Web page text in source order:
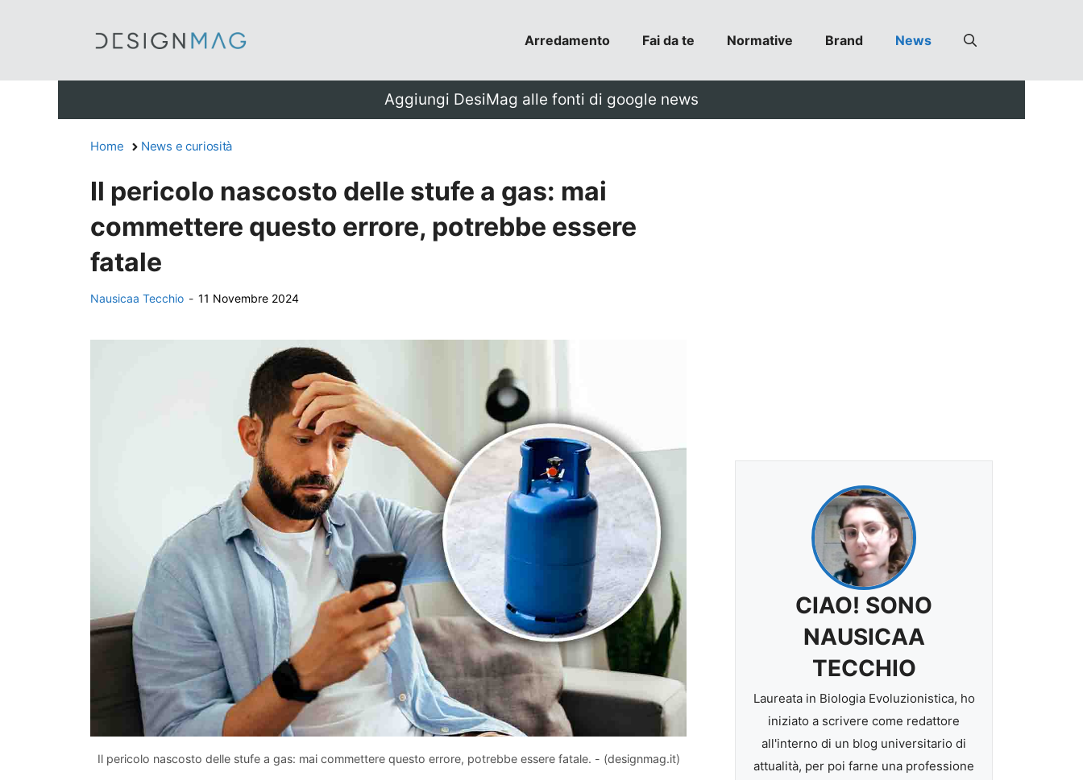
Arredamento Fai da te Normative Brand News
Aggiungi DesiMag alle fonti di google news
Home News e curiosità
Il pericolo nascosto delle stufe a gas: mai
commettere questo errore, potrebbe essere
fatale
Nausicaa Tecchio - 11 Novembre 2024
Il pericolo nascosto delle stufe a gas: mai commettere questo errore, potrebbe essere fatale. - (designmag.it)
CIAO! SONO
NAUSICAA
TECCHIO
Laureata in Biologia Evoluzionistica, ho
iniziato a scrivere come redattore
all'interno di un blog universitario di
attualità, per poi farne una professione